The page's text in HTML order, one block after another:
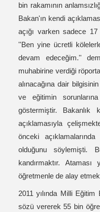
bin rakamının
Bakan'ın kendi
açığı varken sadece
''Ben yine ücretli
devam edeceğim.''
muhabirine verdiği
alınacağına dair
ve eğitimin
göstermiştir. Bakanlık
açıklamasıyla
önceki
olduğunu söylemişti.
kandırmaktır.
öğretmenle de alay
2011 yılında Milli
sözü vererek 55 bin